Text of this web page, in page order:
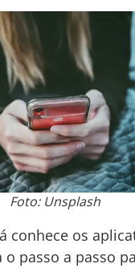
Foto: Unsplash
conhece os
o passo a passo